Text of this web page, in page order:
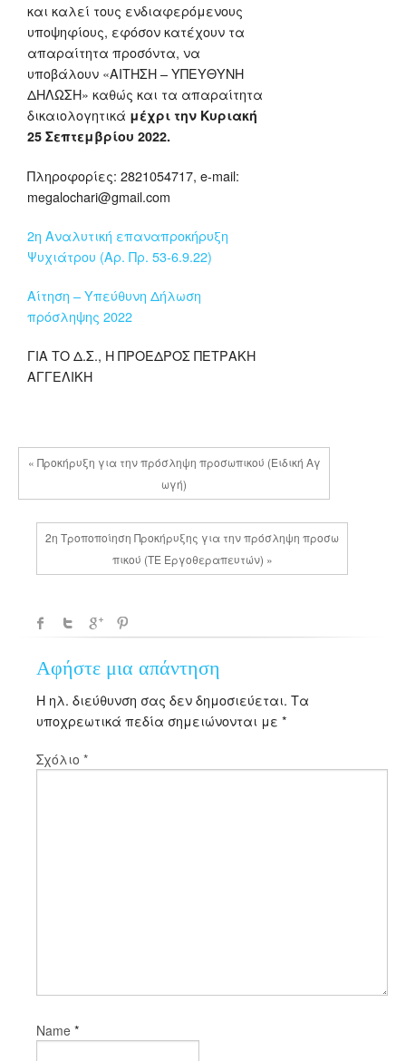
και καλεί τους ενδιαφερόμενους
υποψηφίους, εφόσον κατέχουν τα
απαραίτητα προσόντα, να
υποβάλουν «ΑΙΤΗΣΗ – ΥΠΕΥΘΥΝΗ
ΔΗΛΩΣΗ» καθώς και τα απαραίτητα
δικαιολογητικά μέχρι την Κυριακή
25 Σεπτεμβρίου 2022.
Πληροφορίες: 2821054717, e-mail:
megalochari@gmail.com
2η Αναλυτική επαναπροκήρυξη
Ψυχιάτρου (Αρ. Πρ. 53-6.9.22)
Αίτηση – Υπεύθυνη Δήλωση
πρόσληψης 2022
ΓΙΑ ΤΟ Δ.Σ., Η ΠΡΟΕΔΡΟΣ ΠΕΤΡΑΚΗ
ΑΓΓΕΛΙΚΗ
« Προκήρυξη για την πρόσληψη προσωπικού (Ειδική Αγ
ωγή)
2η Τροποποίηση Προκήρυξης για την πρόσληψη προσω
πικού (ΤΕ Εργοθεραπευτών) »
Αφήστε μια απάντηση
Η ηλ. διεύθυνση σας δεν δημοσιεύεται. Τα
υποχρεωτικά πεδία σημειώνονται με *
Σχόλιο *
Name *